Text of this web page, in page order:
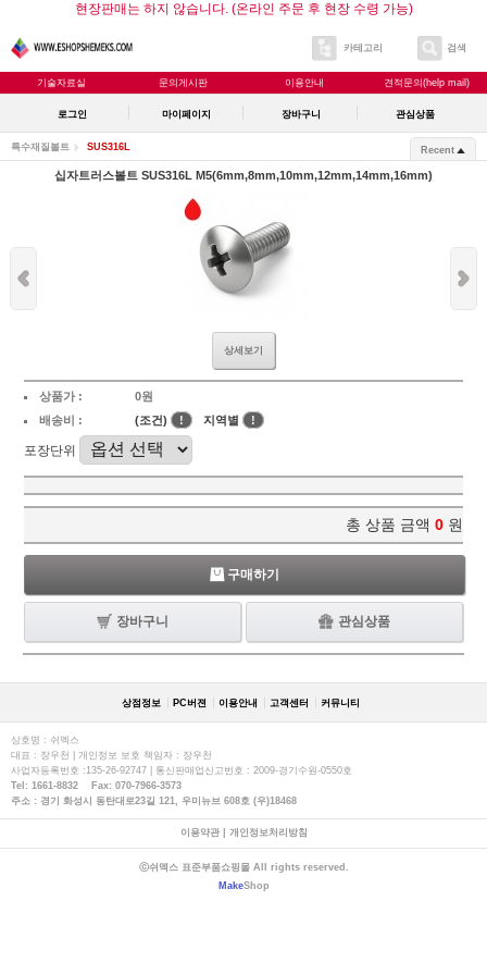
현장판매는 하지 않습니다. (온라인 주문 후 현장 수령 가능)
카테고리 검색
기술자료실 문의게시판 이용안내 견적문의(help mail)
로그인 마이페이지 장바구니 관심상품
특수재질볼트 SUS316L Recent
십자트러스볼트 SUS316L M5(6mm,8mm,10mm,12mm,14mm,16mm)
상세보기
상품가 :
0원
배송비 :
(조건) ! 지역별 !
포장단위
총 상품 금액 0 원
구매하기
장바구니 관심상품
상점정보 PC버젼 이용안내 고객센터 커뮤니티
상호명 : 쉬멕스
대표 : 장우천 | 개인정보 보호 책임자 : 장우천
사업자등록번호 :135-26-92747 | 통신판매업신고번호 : 2009-경기수원-0550호
Tel: 1661-8832 Fax: 070-7966-3573
주소 : 경기 화성시 동탄대로23길 121, 우미뉴브 608호 (우)18468
이용약관| 개인정보처리방침
ⓒ쉬멕스 표준부품쇼핑몰 All rights reserved.
MakeShop